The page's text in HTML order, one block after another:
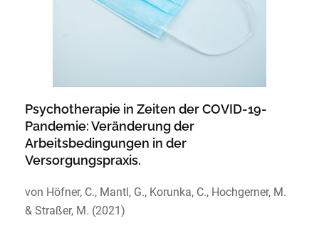
Psychotherapie in Zeiten der COVID-19-
Pandemie: Veränderung der
Arbeitsbedingungen in der
Versorgungspraxis.
von Höfner, C., Mantl, G., Korunka, C., Hochgerner, M.
& Straßer, M. (2021)